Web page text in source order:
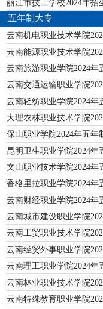
丽江市技工学校2024年招
五年制大专
云南机电职业技术学院
云南能源职业技术学院
云南旅游职业学院2024年
云南交通运输职业学院
云南轻纺职业学院2024年
大理农林职业技术学院
保山职业学院2024年五年
昆明卫生职业学院2024年
文山职业技术学院2024年
香格里拉职业学院2024年
云南财经职业学院2024年
云南城市建设职业学院
云南工贸职业技术学院
云南经贸外事职业学院
云南理工职业学院2024年
云南林业职业技术学院
云南特殊教育职业学院